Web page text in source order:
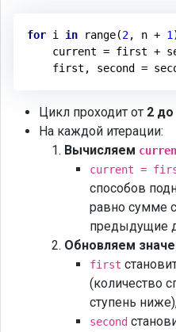
for i in range(2, n + 1
current = first +
Цикл проходит от 2 до
На каждой итерации:
Вычисляем
current =
способов
равно сумме
предыдущие
Обновляем
first
(количество
ступень
second